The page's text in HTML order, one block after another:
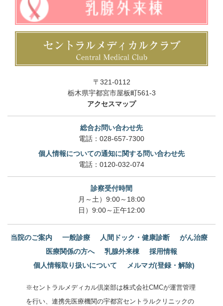
〒321-0112
栃木県宇都宮市屋板町561-3
アクセスマップ
総合お問い合わせ先
電話： 028-657-7300
個人情報についての通知に関する問い合わせ先
電話： 0120-032-074
診察受付時間
月～土）9:00～18:00
日）9:00～正午12:00
当院のご案内 一般診療 人間ドック・健康診断
がん治療
医療関係の方へ
乳腺外来棟
採用情報
個人情報取り扱いについて
メルマガ(登録・解除)
※セントラルメディカル倶楽部は株式会社CMCが運営管理
を行い、連携先医療機関の宇都宮セントラルクリニックの